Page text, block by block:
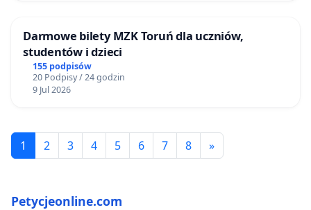
Darmowe bilety MZK Toruń dla uczniów,
studentów i dzieci
155 podpisów
20 Podpisy / 24 godzin
9 Jul 2026
1 2 3 4 5 6 7 8 »
Petycjeonline.com